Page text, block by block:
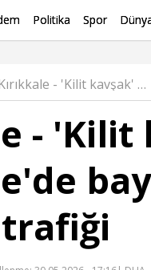
Politika Spor
Kırıkkale - 'Kilit kavşak' Kırıkkale'de bayram dönüşü trafiği Haber
-